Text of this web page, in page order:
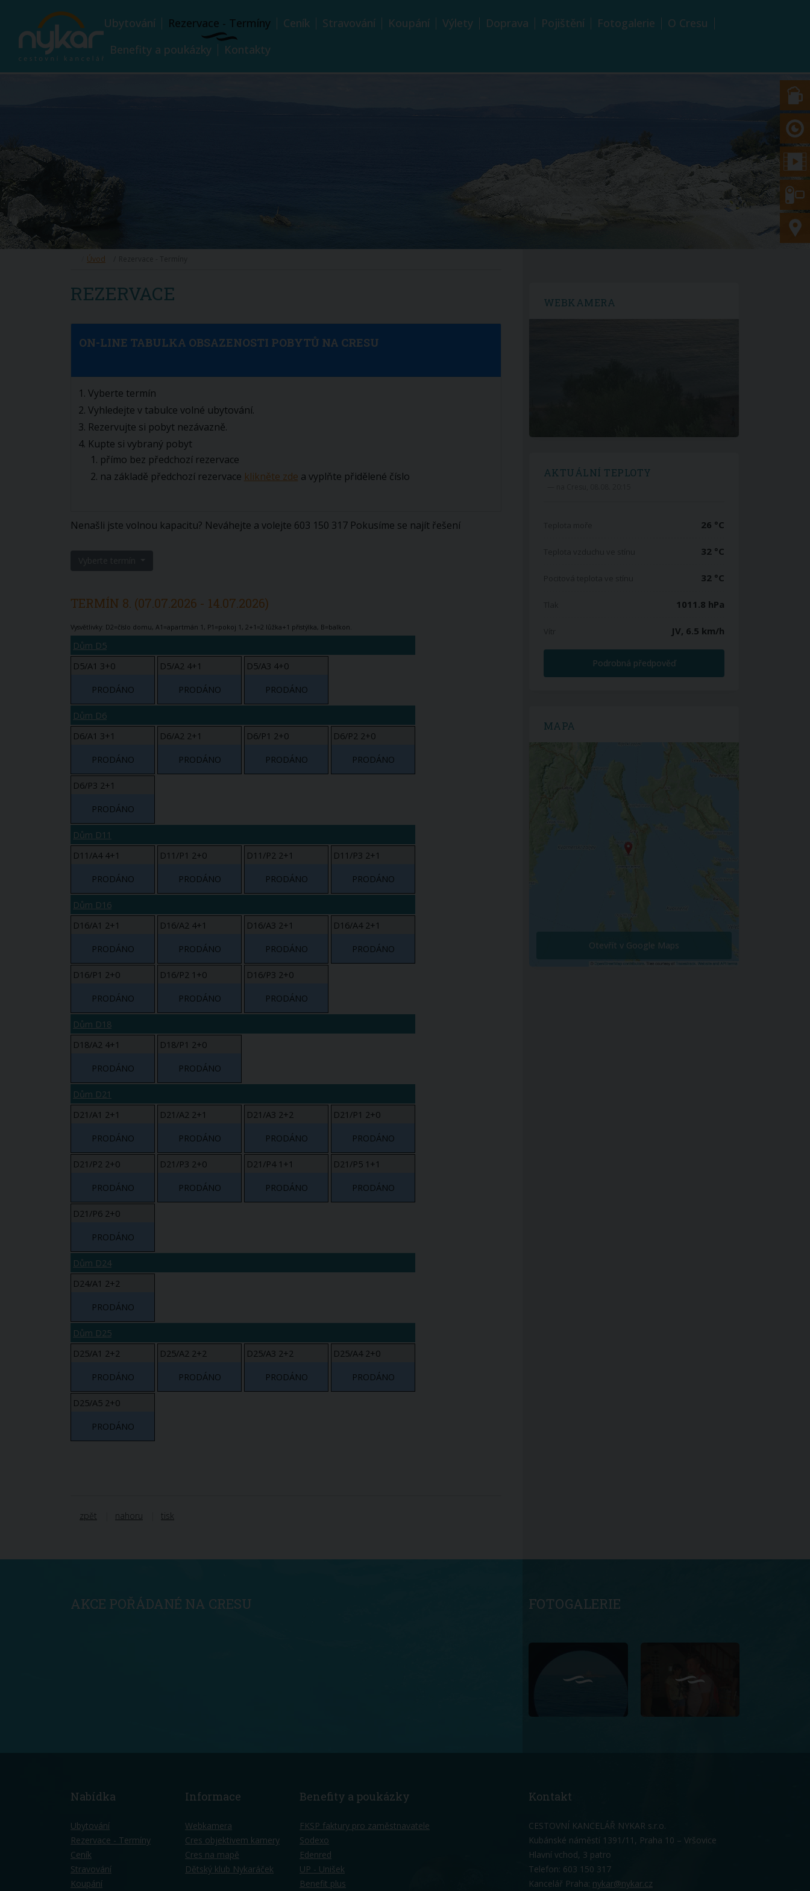
Ubytování Rezervace - Termíny Ceník Stravování Koupání Výlety Doprava Pojištění Fotogalerie
O Cresu
Benefity a poukázky
Kontakty
Úvod
REZERVACE
ON-LINE TABULKA OBSAZENOSTI POBYTŮ NA CRESU
Vyberte termín
Vyhledejte v tabulce volné ubytování.
Rezervujte si pobyt nezávazně.
Kupte si vybraný pobyt
přímo bez předchozí rezervace
na základě předchozí rezervace klikněte zde a vyplňte přidělené číslo
Nenašli jste volnou kapacitu? Neváhejte a volejte 603 150 317 Pokusíme se najít řešení
TERMÍN 8. (07.07.2026 - 14.07.2026)
Vysvětlivky: D2=číslo domu, A1=apartmán 1, P1=pokoj 1, 2+1=2 lůžka+1 přistýlka, B=balkon.
Dům D5
D5/A1 3+0
PRODÁNO
D5/A2 4+1
PRODÁNO
D5/A3 4+0
PRODÁNO
Dům D6
D6/A1 3+1
PRODÁNO
D6/A2 2+1
PRODÁNO
D6/P1 2+0
PRODÁNO
D6/P2 2+0
PRODÁNO
D6/P3 2+1
PRODÁNO
Dům D11
D11/A4 4+1
PRODÁNO
D11/P1 2+0
PRODÁNO
D11/P2 2+1
PRODÁNO
D11/P3 2+1
PRODÁNO
Dům D16
D16/A1 2+1
PRODÁNO
D16/A2 4+1
PRODÁNO
D16/A3 2+1
PRODÁNO
D16/A4 2+1
PRODÁNO
D16/P1 2+0
PRODÁNO
D16/P2 1+0
PRODÁNO
D16/P3 2+0
PRODÁNO
Dům D18
D18/A2 4+1
PRODÁNO
D18/P1 2+0
PRODÁNO
Dům D21
D21/A1 2+1
PRODÁNO
D21/A2 2+1
PRODÁNO
D21/A3 2+2
PRODÁNO
D21/P1 2+0
PRODÁNO
D21/P2 2+0
PRODÁNO
D21/P3 2+0
PRODÁNO
D21/P4 1+1
PRODÁNO
D21/P5 1+1
PRODÁNO
D21/P6 2+0
PRODÁNO
Dům D24
D24/A1 2+2
PRODÁNO
Dům D25
D25/A1 2+2
PRODÁNO
D25/A2 2+2
PRODÁNO
D25/A3 2+2
PRODÁNO
D25/A4 2+0
PRODÁNO
D25/A5 2+0
PRODÁNO
zpět nahoru tisk
WEBKAMERA
AKTUÁLNÍ TEPLOTY
26 °C
32 °C
32 °C
1011.8 hPa
JV, 6.5 km/h
Podrobná předpověď
MAPA
Otevřít v Google Maps
AKCE POŘÁDANÉ NA CRESU FOTOGALERIE
Nabídka
Ubytování
Rezervace - Termíny
Ceník
Stravování
Koupání
Informace
Webkamera
Cres objektivem kamery
Cres na mapě
Dětský klub Nykaráček
Benefity a poukázky
FKSP faktury pro zaměstnavatele
Sodexo
Edenred
UP - Unišek
Benefit plus
Kontakt
CESTOVNÍ KANCELÁŘ NYKAR s.r.o.
Kubánské náměstí 1391/11, Praha 10 – Vršovice
Hlavní vchod, 3 patro
Telefon: 603 150 317
Kancelář Praha: nykar@nykar.cz